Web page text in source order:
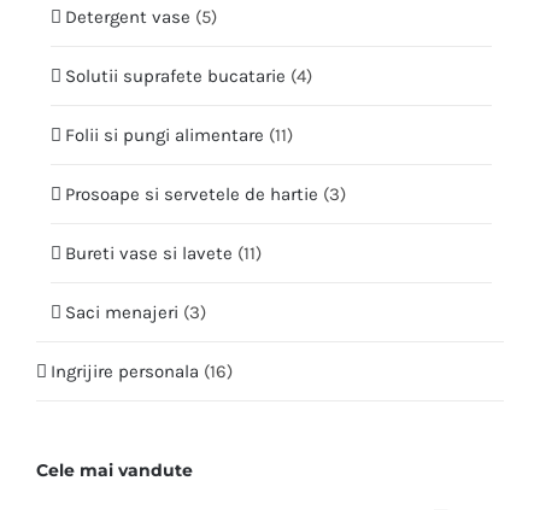
Detergent vase (5)
Solutii suprafete bucatarie (4)
Folii si pungi alimentare (11)
Prosoape si servetele de hartie (3)
Bureti vase si lavete (11)
Saci menajeri (3)
Ingrijire personala (16)
Cele mai vandute